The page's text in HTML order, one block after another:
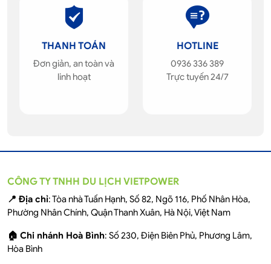
THANH TOÁN
Đơn giản, an toàn và
linh hoạt
HOTLINE
0936 336 389
Trực tuyến 24/7
CÔNG TY TNHH DU LỊCH VIETPOWER
📍 Địa chỉ: Tòa nhà Tuấn Hạnh, Số 82, Ngõ 116, Phố Nhân Hòa,
Phường Nhân Chính, Quận Thanh Xuân, Hà Nội, Việt Nam
🏠 Chi nhánh Hoà Bình: Số 230, Điện Biên Phủ, Phương Lâm,
Hòa Bình